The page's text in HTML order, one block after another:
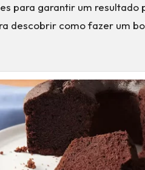
para garantir um
descobrir como fazer um